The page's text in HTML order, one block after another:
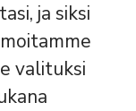
ja siksi
valituksi